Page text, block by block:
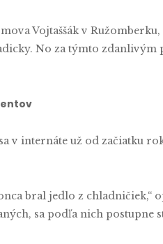
Vojtaššák v
No za týmto
v internáte už od začiatku
bral jedlo z chladničiek,“
sa podľa nich postupne